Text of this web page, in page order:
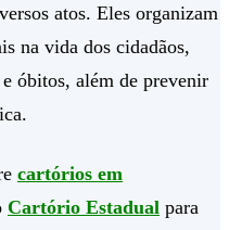
atos. Eles organizam
na vida dos cidadãos,
óbitos, além de prevenir
cartórios em
Cartório Estadual para